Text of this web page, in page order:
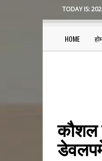
TODAY IS:
Main
HOME
कौशल